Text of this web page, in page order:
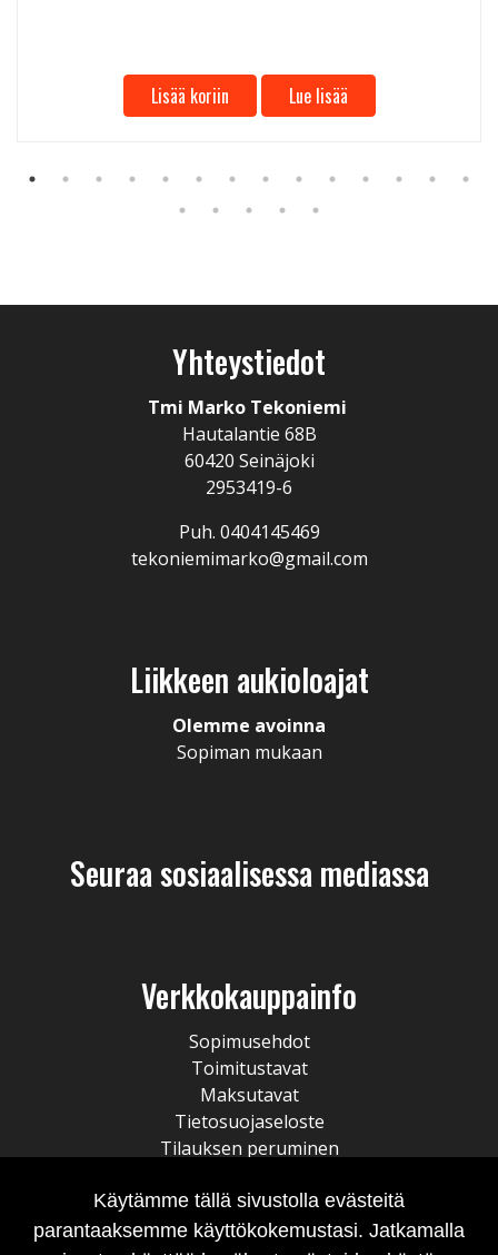
Lisää koriin Lue lisää
Yhteystiedot
Tmi Marko Tekoniemi
Hautalantie 68B
60420 Seinäjoki
2953419-6
Puh. 0404145469
tekoniemimarko@gmail.com
Liikkeen aukioloajat
Olemme avoinna
Sopiman mukaan
Seuraa sosiaalisessa mediassa
Verkkokauppainfo
Sopimusehdot
Toimitustavat
Maksutavat
Tietosuojaseloste
Tilauksen peruminen
Käytämme tällä sivustolla evästeitä
parantaaksemme käyttökokemustasi. Jatkamalla